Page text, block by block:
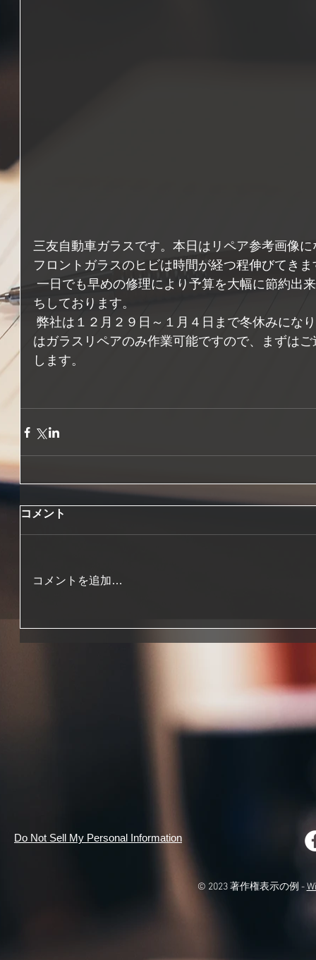
三友自動車ガラスです。本日はリペア参考画像
フロントガラスのヒビは時間が経つ程伸びてきま
ちしております。
はガラスリペアのみ作業可能ですので、まずは
します。
コメント
コメントを追加…
Do Not Sell My Personal Information
© 2023 著作権表示の例 -